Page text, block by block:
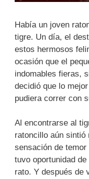
Había un joven
tigre. Un día, el
estos hermosos
ocasión que el
indomables fieras,
decidió que lo
pudiera correr con
Al encontrarse al
ratoncillo aún sintió
sensación de
tuvo oportunidad
rato. Y después de